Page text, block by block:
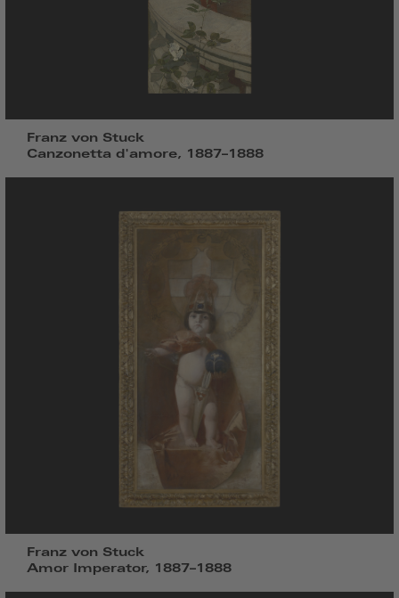
Franz von Stuck
Canzonetta d'amore, 1887–1888
Franz von Stuck
Amor Imperator, 1887–1888